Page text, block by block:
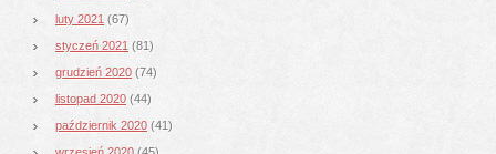
luty 2021 (67)
styczeń 2021 (81)
grudzień 2020 (74)
listopad 2020 (44)
październik 2020 (41)